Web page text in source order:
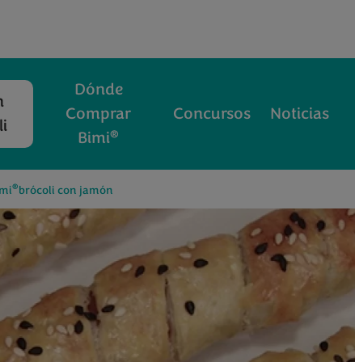
Dónde
Comprar
Bimi®
Concursos Noticias
®brócoli con jamón